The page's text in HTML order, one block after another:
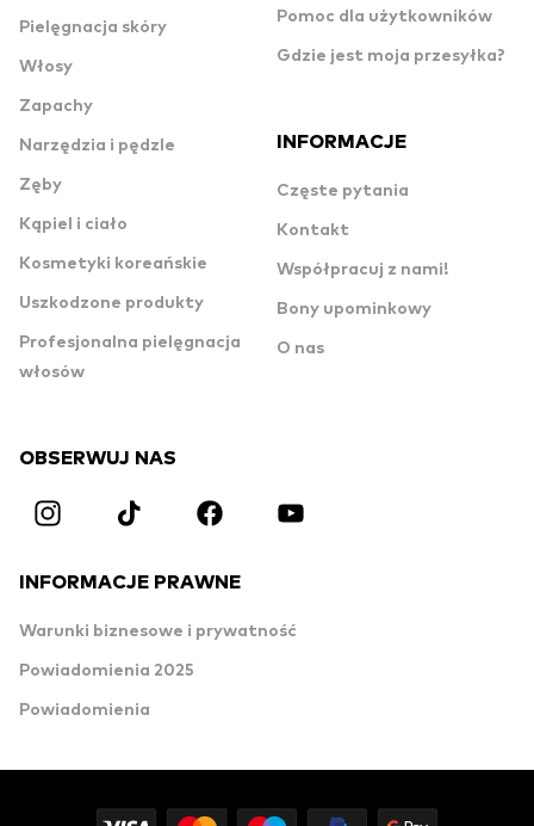
Pielęgnacja skóry
Włosy
Zapachy
Narzędzia i pędzle
Zęby
Kąpiel i ciało
Kosmetyki koreańskie
Uszkodzone produkty
Profesjonalna pielęgnacja
włosów
Pomoc dla użytkowników
Gdzie jest moja przesyłka?
INFORMACJE
Częste pytania
Kontakt
Współpracuj z nami!
Bony upominkowy
O nas
OBSERWUJ NAS
INFORMACJE PRAWNE
Warunki biznesowe i prywatność
Powiadomienia 2025
Powiadomienia